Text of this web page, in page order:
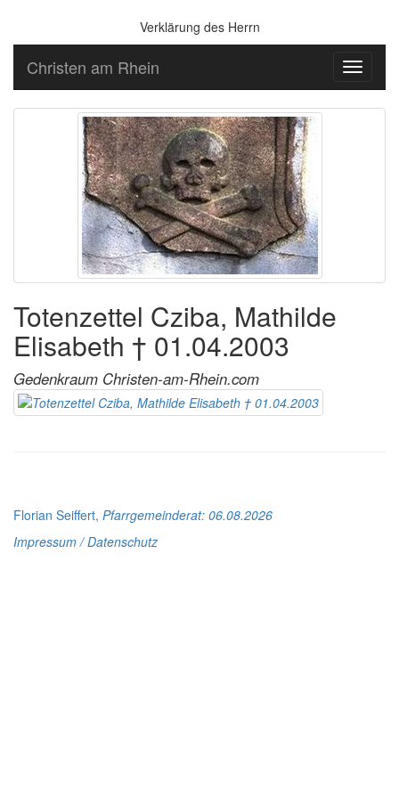
Verklärung des Herrn
Toggle
Christen am Rhein
Totenzettel Cziba, Mathilde
Elisabeth † 01.04.2003
Gedenkraum Christen-am-Rhein.com
Florian Seiffert, Pfarrgemeinderat: 06.08.2026
Impressum / Datenschutz